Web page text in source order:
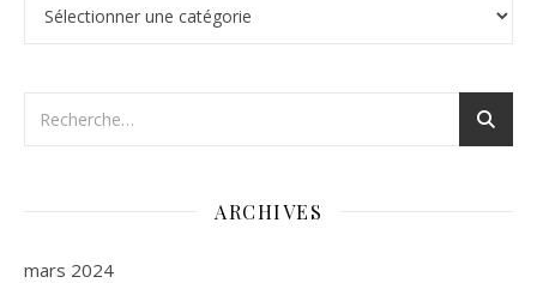
ARCHIVES
mars 2024